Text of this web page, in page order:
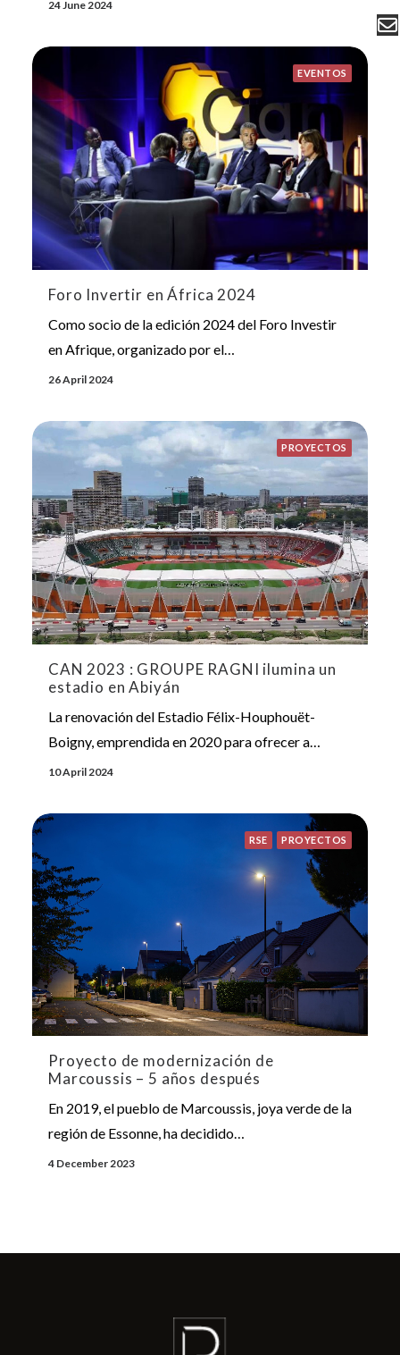
24 June 2024
EVENTOS
Foro Invertir en África 2024
Como socio de la edición 2024 del Foro Investir
en Afrique, organizado por el…
26 April 2024
PROYECTOS
CAN 2023 : GROUPE RAGNI ilumina un
estadio en Abiyán
La renovación del Estadio Félix-Houphouët-
Boigny, emprendida en 2020 para ofrecer a…
10 April 2024
RSE PROYECTOS
Proyecto de modernización de
Marcoussis – 5 años después
En 2019, el pueblo de Marcoussis, joya verde de la
región de Essonne, ha decidido…
4 December 2023